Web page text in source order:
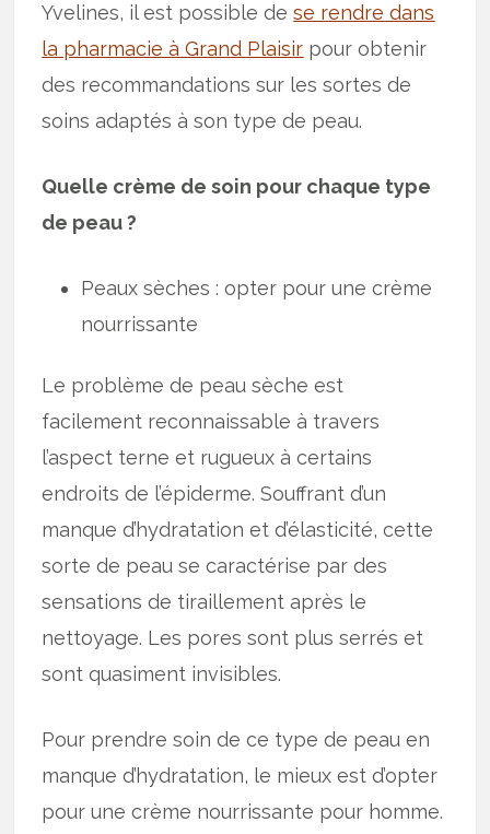
Yvelines, il est possible dese rendre dans
la pharmacie à Grand Plaisir pour obtenir
des recommandations sur les sortes de
soins adaptés à son type de peau.
Quelle crème de soin pour chaque type
de peau ?
Peaux sèches : opter pour une crème
nourrissante
Le problème de peau sèche est
facilement reconnaissable à travers
l’aspect terne et rugueux à certains
endroits de l’épiderme. Souffrant d’un
manque d’hydratation et d’élasticité, cette
sorte de peau se caractérise par des
sensations de tiraillement après le
nettoyage. Les pores sont plus serrés et
sont quasiment invisibles.
Pour prendre soin de ce type de peau en
manque d’hydratation, le mieux est d’opter
pour une crème nourrissante pour homme.